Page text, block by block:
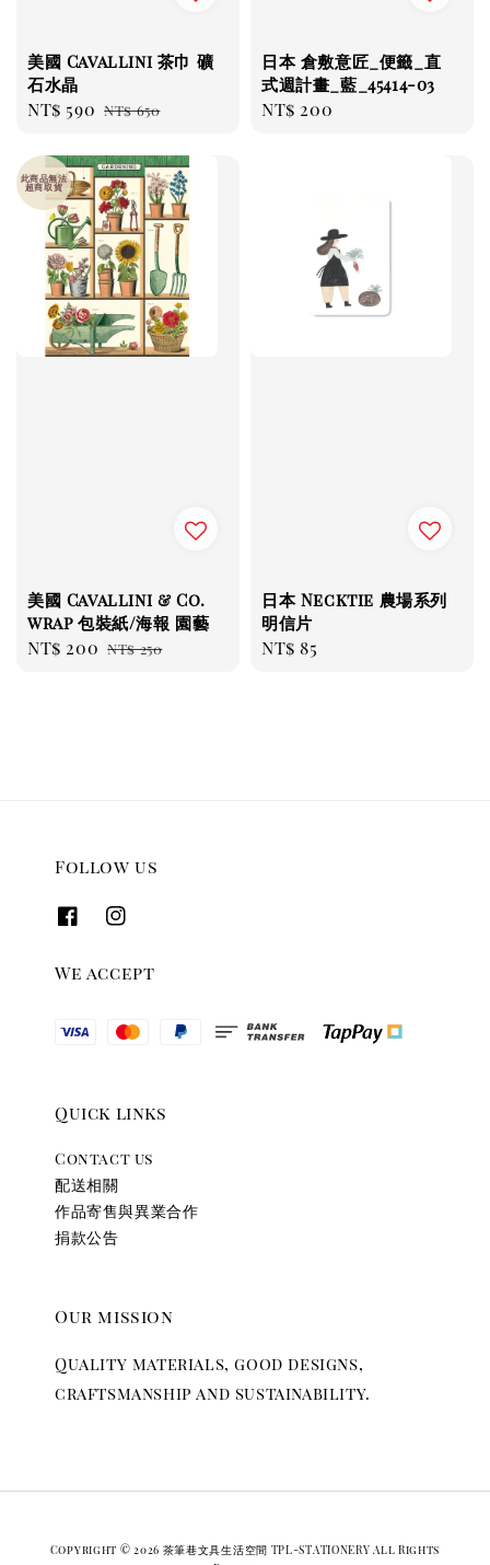
美國 Cavallini 茶巾 礦
石水晶
Sale
NT$ 590 Regular
NT$ 650
日本 倉敷意匠_便籤_直
式週計畫_藍_45414-03
Regular
NT$ 200
此商品無法
超商取貨
美國 Cavallini & Co.
wrap 包裝紙/海報 園藝
Sale
NT$ 200 Regular
NT$ 250
日本 Necktie 農場系列
明信片
Regular
NT$ 85
Follow us
We accept
Quick links
Contact us
配送相關
作品寄售與異業合作
捐款公告
Our mission
Quality materials, good designs,
craftsmanship and sustainability.
Copyright © 2026 茶筆巷文具生活空間 TPL-STATIONERY All Rights